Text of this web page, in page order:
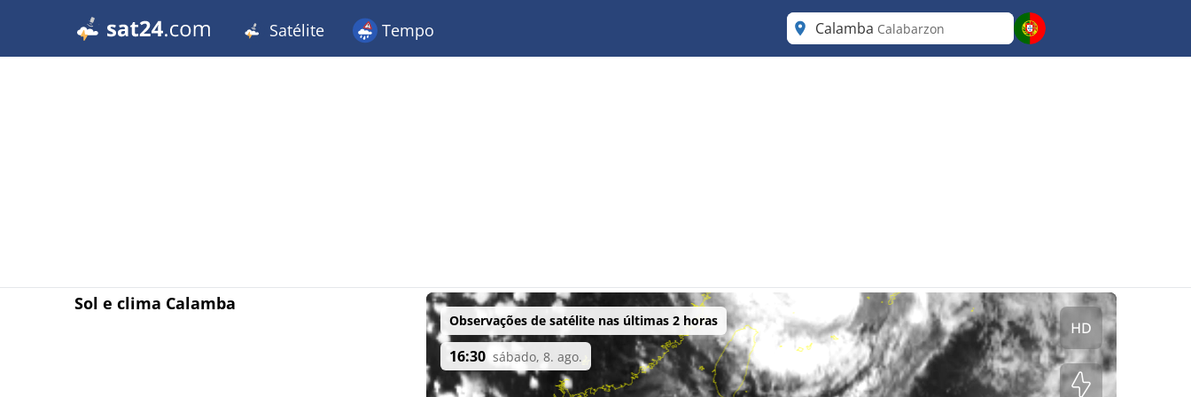
Satélite Tempo Calamba Calabarzon
Sol e clima Calamba
Observações de satélite nas últimas 2 horas
16:30 sábado, 8. ago.